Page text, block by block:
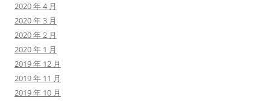
2020 年 4 月
2020 年 3 月
2020 年 2 月
2020 年 1 月
2019 年 12 月
2019 年 11 月
2019 年 10 月